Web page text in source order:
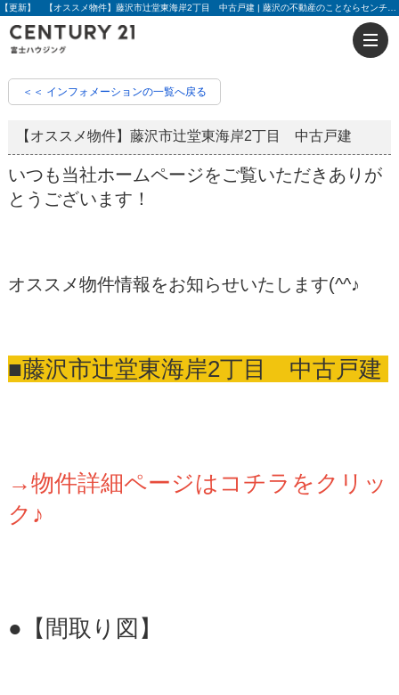
＜＜ インフォメーションの一覧へ戻る
【オススメ物件】藤沢市辻堂東海岸2丁目 中古戸建
いつも当社ホームページをご覧いただきありが
とうございます！
オススメ物件情報をお知らせいたします(^^♪
■藤沢市辻堂東海岸2丁目 中古戸建
→物件詳細ページはコチラをクリッ
ク♪
●【間取り図】